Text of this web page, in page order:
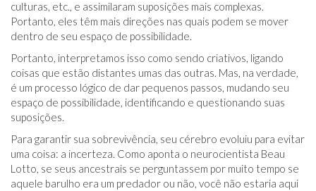
culturas, etc., e assimilaram suposições mais complexas.
Portanto, eles têm mais direções nas quais podem se mover
dentro de seu espaço de possibilidade.
Portanto, interpretamos isso como sendo criativos, ligando
coisas que estão distantes umas das outras. Mas, na verdade,
é um processo lógico de dar pequenos passos, mudando seu
espaço de possibilidade, identificando e questionando suas
suposições.
Para garantir sua sobrevivência, seu cérebro evoluiu para evitar
uma coisa: a incerteza. Como aponta o neurocientista Beau
Lotto, se seus ancestrais se perguntassem por muito tempo se
aquele barulho era um predador ou não, você não estaria aqui